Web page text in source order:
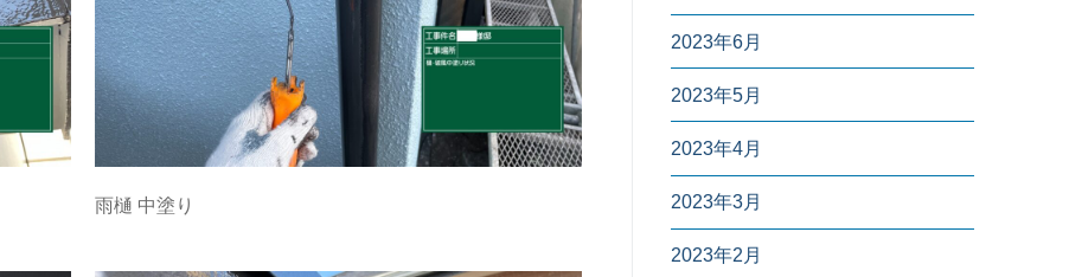
雨樋 中塗り
2023年6月
2023年5月
2023年4月
2023年3月
2023年2月